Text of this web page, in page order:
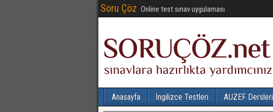
Soru Çöz Online test sınav uygulaması
Anasayfa İngilizce Testleri AUZEF Dersleri